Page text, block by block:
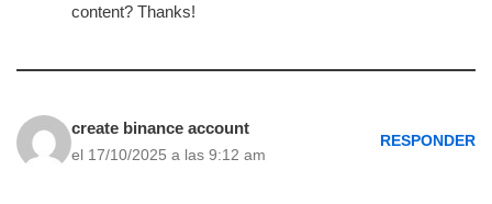
content? Thanks!
create binance account
el 17/10/2025 a las 9:12 am
RESPONDER